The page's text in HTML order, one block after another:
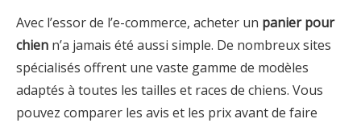
Avec l’essor de l’e-commerce, acheter un panier pour
chien n’a jamais été aussi simple. De nombreux sites
spécialisés offrent une vaste gamme de modèles
adaptés à toutes les tailles et races de chiens. Vous
pouvez comparer les avis et les prix avant de faire